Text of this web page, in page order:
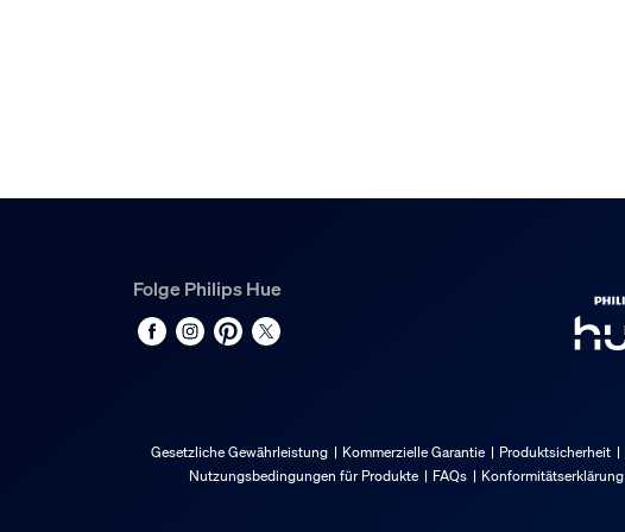
Folge Philips Hue
Gesetzliche Gewährleistung Kommerzielle Garantie Produktsicherheit
Nutzungsbedingungen für Produkte
FAQs Konformitätserklärung